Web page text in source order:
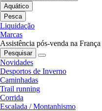
Aquático
Pesca
Liquidação
Marcas
Assistência pós-venda na França
Pesquisar
Novidades
Desportos de Inverno
Caminhadas
Trail running
Corrida
Escalada / Montanhismo